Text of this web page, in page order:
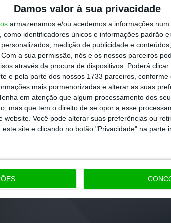
Damos valor à sua privacidade
armazenamos e/ou acedemos a informações
como identificadores únicos e informações padrão
medição de publicidade e
Com a sua permissão, nós e os nossos parceiros
através da procura de dispositivos. Poderá
e pela parte dos nossos 1733 parceiros, conforme
mais pormenorizadas e alterar as suas
em atenção que algum processamento dos
mas que tem o direito de se opor a esse
website. Você pode alterar suas preferências ou
site e clicando no botão "Privacidade" na parte